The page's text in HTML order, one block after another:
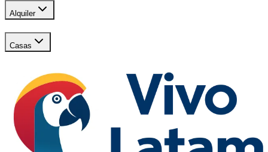
Alquiler
Casas